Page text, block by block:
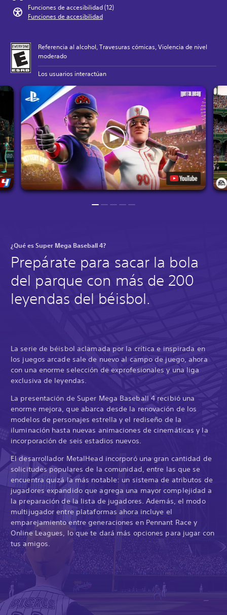
Funciones de accesibilidad (12)
Funciones de accesibilidad
Referencia al alcohol, Travesuras cómicas, Violencia de nivel
moderado
Los usuarios interactúan
¿Qué es Super Mega Baseball 4?
Prepárate para sacar la bola
del parque con más de 200
leyendas del béisbol.
La serie de béisbol aclamada por la crítica e inspirada en
los juegos arcade sale de nuevo al campo de juego, ahora
con una enorme selección de exprofesionales y una liga
exclusiva de leyendas.
La presentación de Super Mega Baseball 4 recibió una
enorme mejora, que abarca desde la renovación de los
modelos de personajes estrella y el rediseño de la
iluminación hasta nuevas animaciones de cinemáticas y la
incorporación de seis estadios nuevos.
El desarrollador MetalHead incorporó una gran cantidad de
solicitudes populares de la comunidad, entre las que se
encuentra quizá la más notable: un sistema de atributos de
jugadores expandido que agrega una mayor complejidad a
la preparación de la lista de jugadores. Además, el modo
multijugador entre plataformas ahora incluye el
emparejamiento entre generaciones en Pennant Race y
Online Leagues, lo que te dará más opciones para jugar con
tus amigos.